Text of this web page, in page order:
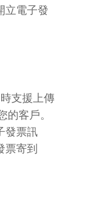
立電子發
支援上傳
的客戶。
發票訊
票寄到